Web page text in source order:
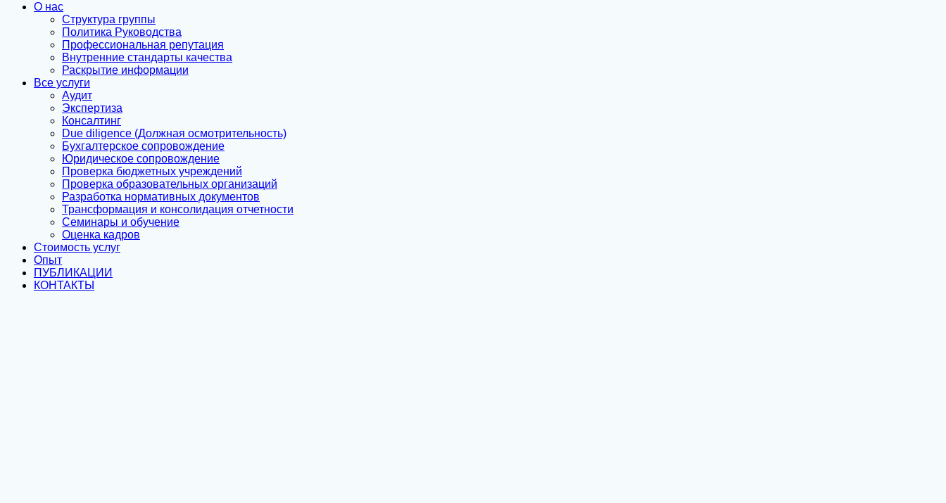
О нас
Структура группы
Политика Руководства
Профессиональная репутация
Внутренние стандарты качества
Раскрытие информации
Все услуги
Аудит
Экспертиза
Консалтинг
Due diligence (Должная осмотрительность)
Бухгалтерское сопровождение
Юридическое сопровождение
Проверка бюджетных учреждений
Проверка образовательных организаций
Разработка нормативных документов
Трансформация и консолидация отчетности
Семинары и обучение
Оценка кадров
Стоимость услуг
Опыт
ПУБЛИКАЦИИ
КОНТАКТЫ